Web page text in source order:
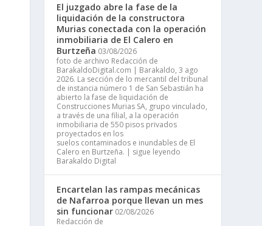
El juzgado abre la fase de la
liquidación de la constructora
Murias conectada con la operación
inmobiliaria de El Calero en
Burtzeña 03/08/2026
foto de archivo Redacción de
BarakaldoDigital.com | Barakaldo, 3 ago
2026. La sección de lo mercantil del tribunal
de instancia número 1 de San Sebastián ha
abierto la fase de liquidación de
Construcciones Murias SA, grupo vinculado,
a través de una filial, a la operación
inmobiliaria de 550 pisos privados
proyectados en los
suelos contaminados e inundables de El
Calero en Burtzeña. | sigue leyendo
Barakaldo Digital
Encartelan las rampas mecánicas
de Nafarroa porque llevan un mes
sin funcionar 02/08/2026
Redacción de